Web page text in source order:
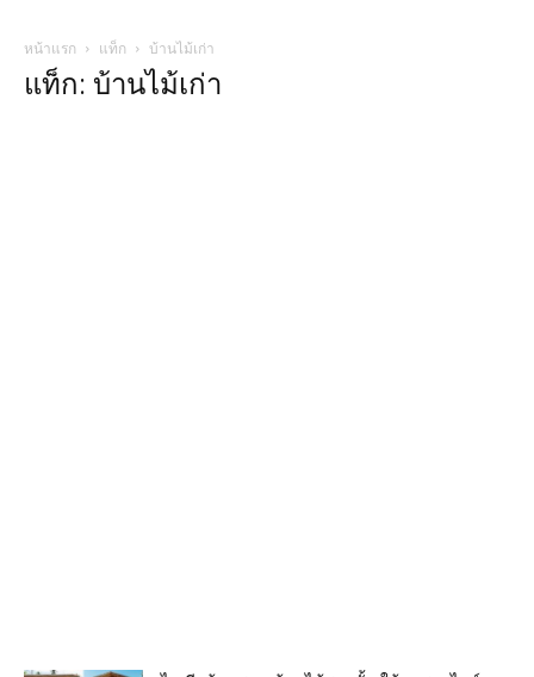
หน้าแรก แท็ก บ้านไม้เก่า
แท็ก: บ้านไม้เก่า